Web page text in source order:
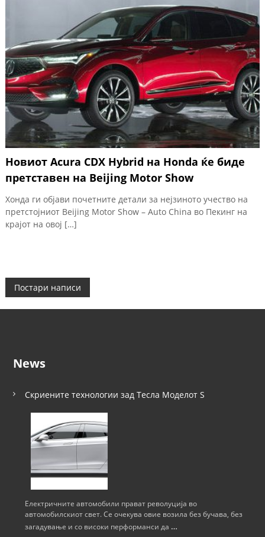
Новиот Acura CDX Hybrid на Honda ќе биде
претставен на Beijing Motor Show
Хонда ги објави почетните детали за нејзиното учество на
претстојниот Beijing Motor Show – Auto China во Пекинг на
крајот на овој […]
Н
а
и
Постари написи
News
Скриените технологии зад Тесла Моделот S
Електричните автомобили прават револуција во
автомобилскиот свет. Се очекува овие возила без бучава, без
загадување и со високи перформанси да …